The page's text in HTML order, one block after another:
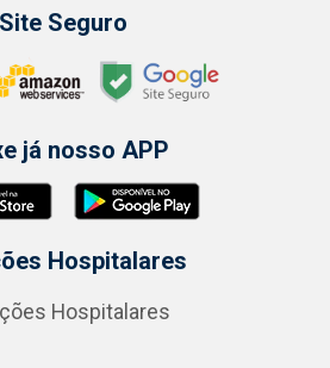
Site Seguro
já nosso APP
Hospitalares
Hospitalares